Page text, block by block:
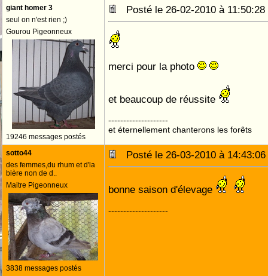
giant homer 3
seul on n'est rien ;)
Gourou Pigeonneux
19246 messages postés
Posté le 26-02-2010 à
merci pour la photo
et beaucoup de réussite
--------------------
et éternellement chanterons les forêts
sotto44
des femmes,du rhum et d'la
bière non de d..
Maitre Pigeonneux
3838 messages postés
Posté le 26-03-2010 à
bonne saison d'élevage
--------------------